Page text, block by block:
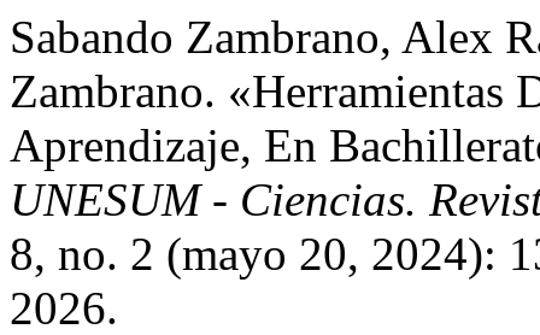
Sabando Zambrano, Alex
Zambrano. «Herramientas
Aprendizaje, En
UNESUM - Ciencias.
8, no. 2 (mayo 20, 2024):
2026.